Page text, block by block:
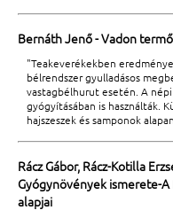
Bernáth Jenő - Vadon
"Teakeverékekben
bélrendszer gyulladásos
vastagbélhurut esetén. A
gyógyításában is használták.
hajszeszek és samponok
Rácz Gábor, Rácz-Kotilla
Gyógynövények ismerete-
alapjai